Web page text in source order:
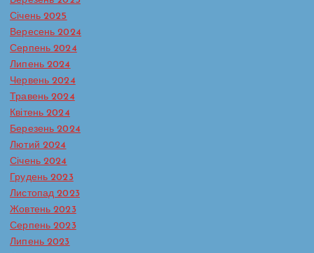
Січень 2025
Вересень 2024
Серпень 2024
Липень 2024
Червень 2024
Травень 2024
Квітень 2024
Березень 2024
Лютий 2024
Січень 2024
Грудень 2023
Листопад 2023
Жовтень 2023
Серпень 2023
Липень 2023
поводження з дітьми
Сторінка практичного психолога
Кожна дитина має право на захист
— і вдома, і в школі, і в будь-якому
середовищі, де вона зростає. Та,
на жаль, саме ці середовища іноді
стають джерелом болю. Домашнє